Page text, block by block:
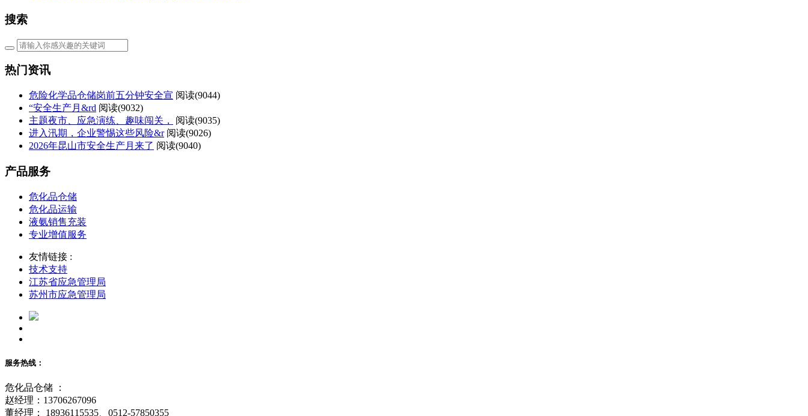
搜索
热门资讯
危险化学品仓储岗前五分钟安全宣 阅读(9044)
“安全生产月&rd 阅读(9032)
主题夜市、应急演练、趣味闯关，
阅读(9035)
进入汛期，企业警惕这些风险&r 阅读(9026)
2026年昆山市安全生产月来了 阅读(9040)
产品服务
危化品仓储
危化品运输
液氨销售充装
专业增值服务
友情链接 :
技术支持
江苏省应急管理局
苏州市应急管理局
服务热线：
危化品仓储 ：
赵经理：13706267096
董经理： 18936115535、0512-57850355